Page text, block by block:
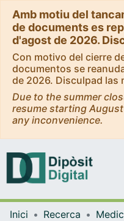
Amb motiu del
de documents es
d'agost de 2026.
Con motivo del cierre
documentos se
de 2026. Disculpad las
Due to the summer
resume starting
any inconvenience.
Inici Recerca